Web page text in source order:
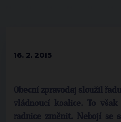
16. 2. 2015
Obecní zpravodaj sloužil
vládnoucí koalice. To
radnice změnit. Nebojí se